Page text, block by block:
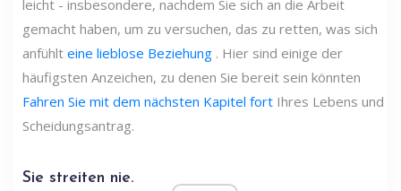
leicht - insbesondere, nachdem Sie sich an die Arbeit
gemacht haben, um zu versuchen, das zu retten, was sich
anfühlt eine lieblose Beziehung . Hier sind einige der
häufigsten Anzeichen, zu denen Sie bereit sein könnten
Fahren Sie mit dem nächsten Kapitel fort Ihres Lebens und
Scheidungsantrag.
Sie streiten nie.